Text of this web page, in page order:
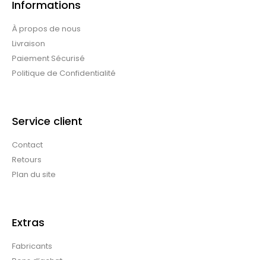
Informations
À propos de nous
Livraison
Paiement Sécurisé
Politique de Confidentialité
Service client
Contact
Retours
Plan du site
Extras
Fabricants